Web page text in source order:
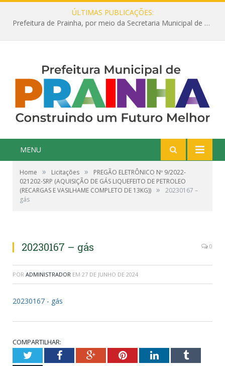
ÚLTIMAS PUBLICAÇÕES:
Prefeitura de Prainha, por meio da Secretaria Municipal de Educação, abre 354 vagas na área da Educação para 2025 com processo seletivo simplificado
MENU
Home » Licitações »
PREGÃO ELETRÔNICO Nº 9/2022-
021202-SRP (AQUISIÇÃO DE GÁS LIQUEFEITO DE PETROLEO
(RECARGAS E VASILHAME COMPLETO DE 13KG)) »
20230167 –
gás
20230167 – gás 0
POR ADMINISTRADOR EM 27 DE JUNHO DE 2024
20230167 - gás
COMPARTILHAR:
TwitterFacebookGoogle+PinterestLinkedInTumblr